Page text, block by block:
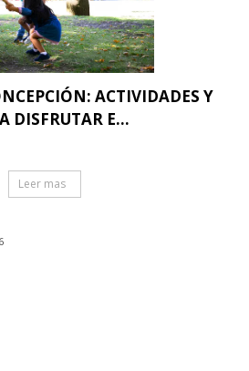
ACTIVIDADES Y
DISFRUTAR E...
Leer mas